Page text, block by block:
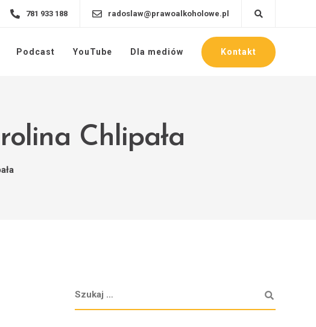
781 933 188 radoslaw@prawoalkoholowe.pl
Podcast YouTube Dla mediów Kontakt
Chlipała